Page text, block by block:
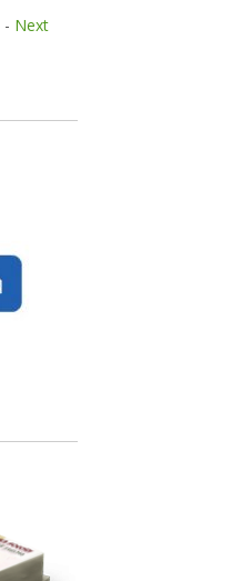
- Next